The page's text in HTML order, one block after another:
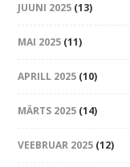
JUUNI 2025 (13)
MAI 2025 (11)
APRILL 2025 (10)
MÄRTS 2025 (14)
VEEBRUAR 2025 (12)